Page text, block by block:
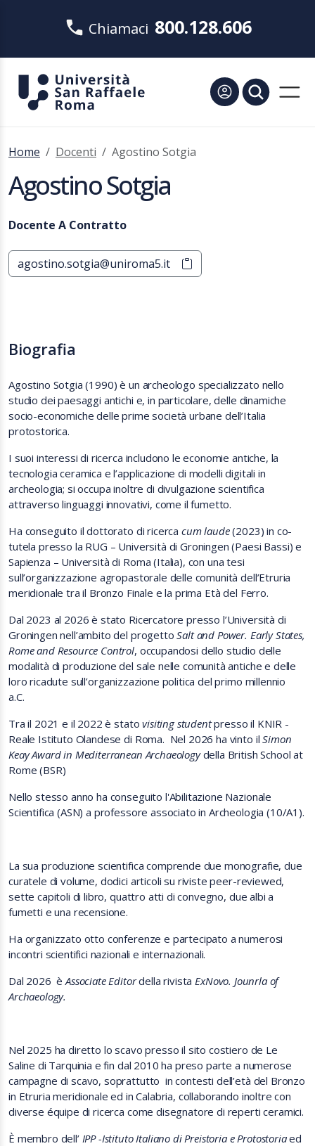
Chiamaci 800.128.606
Home Docenti Agostino Sotgia
Agostino Sotgia
Docente A Contratto
agostino.sotgia@uniroma5.it
Biografia
Agostino Sotgia (1990) è un archeologo specializzato nello
studio dei paesaggi antichi e, in particolare, delle dinamiche
socio-economiche delle prime società urbane dell’Italia
protostorica.
I suoi interessi di ricerca includono le economie antiche, la
tecnologia ceramica e l’applicazione di modelli digitali in
archeologia; si occupa inoltre di divulgazione scientifica
attraverso linguaggi innovativi, come il fumetto.
Ha conseguito il dottorato di ricerca cum laude(2023) in co-
tutela presso la RUG – Università di Groningen (Paesi Bassi) e
Sapienza – Università di Roma (Italia), con una tesi
sull’organizzazione agropastorale delle comunità dell’Etruria
meridionale tra il Bronzo Finale e la prima Età del Ferro.
Dal 2023 al 2026 è stato Ricercatore presso l’Università di
Groningen nell’ambito del progettoSalt and Power. Early States,
Rome and Resource Control, occupandosi dello studio delle
modalità di produzione del sale nelle comunità antiche e delle
loro ricadute sull’organizzazione politica del primo millennio
a.C.
Tra il 2021 e il 2022 è statovisiting studentpresso il KNIR -
Reale Istituto Olandese di Roma. Nel 2026 ha vinto ilSimon
Keay Award in Mediterranean Archaeologydella British School at
Rome (BSR)
Nello stesso anno ha conseguito l'Abilitazione Nazionale
Scientifica (ASN) a professore associato in Archeologia (10/A1).
La sua produzione scientifica comprende due monografie, due
curatele di volume, dodici articoli su riviste peer-reviewed,
sette capitoli di libro, quattro atti di convegno, due albi a
fumetti e una recensione.
Ha organizzato otto conferenze e partecipato a numerosi
incontri scientifici nazionali e internazionali.
Dal 2026 èAssociate Editordella rivistaExNovo. Jounrla of
Archaeology.
Nel 2025 ha diretto lo scavo presso il sito costiero de Le
Saline di Tarquinia e fin dal 2010 ha preso parte a numerose
campagne di scavo, soprattutto in contesti dell’età del Bronzo
in Etruria meridionale ed in Calabria, collaborando inoltre con
diverse équipe di ricerca come disegnatore di reperti ceramici.
È membro dell’ IPP -Istituto Italiano di Preistoria e Protostoriaed